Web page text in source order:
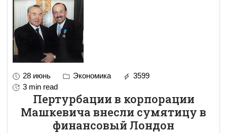
28 июнь Экономика
3599
3 min read
Пертурбации в корпорации
Машкевича внесли сумятицу в
финансовый Лондон